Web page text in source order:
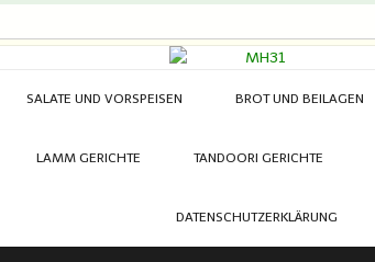
SALATE UND VORSPEISEN BROT UND BEILAGEN
LAMM GERICHTE TANDOORI GERICHTE
DATENSCHUTZERKLÄRUNG